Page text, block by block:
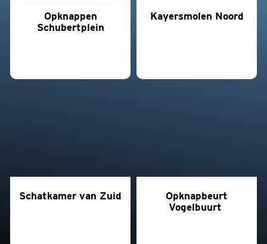
Opknappen
Schubertplein
Kayersmolen Noord
Schatkamer van Zuid
Opknapbeurt
Vogelbuurt